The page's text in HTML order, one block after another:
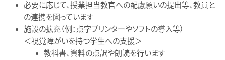
必要に応じて、授業担当教官への配慮願いの提出等、教員と
の連携を図っています
施設の拡充（例：点字プリンターやソフトの導入等）
＜視覚障がいを持つ学生への支援＞
教科書、資料の点訳や朗読を行います